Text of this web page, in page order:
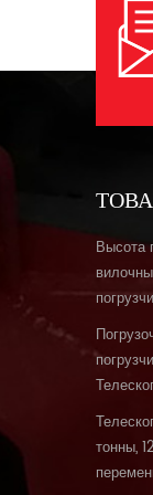
Высота
тонны,